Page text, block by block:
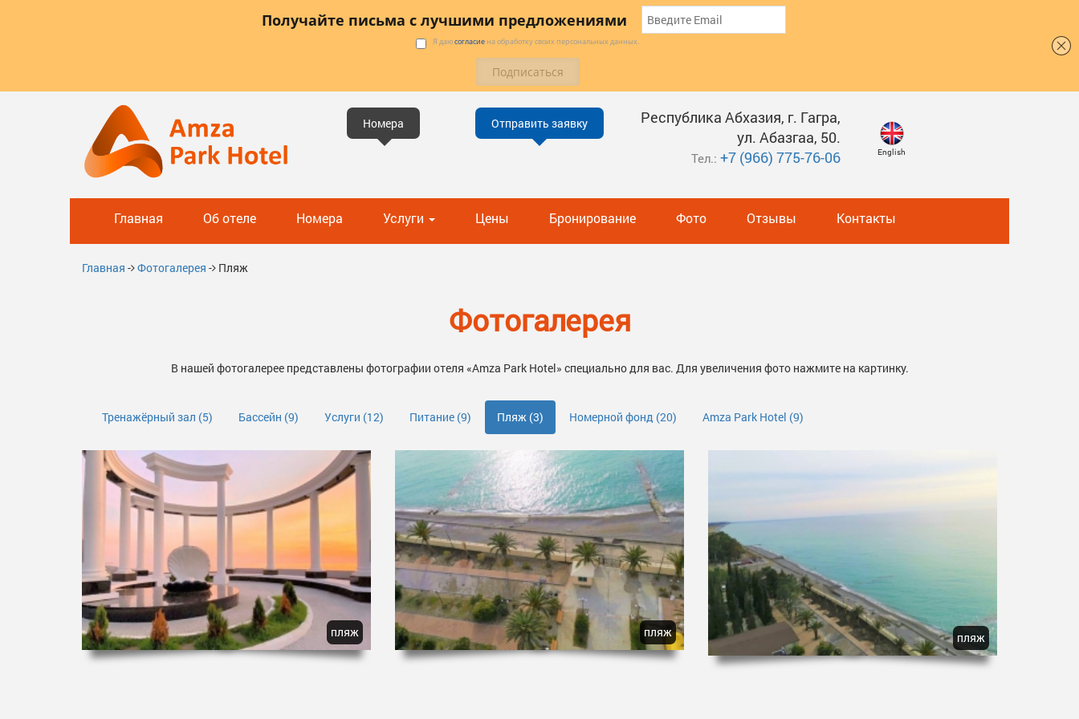
Получайте письма с лучшими предложениями
Я даюсогласие на обработку своих персональных данных.
Номера Отправить заявку
Республика Абхазия, г. Гагра,
ул. Абазгаа, 50.
Тел.: +7 (966) 775-76-06 English
Главная Об отеле Номера Услуги Цены Бронирование Фото Отзывы Контакты
Главная - Фотогалерея - Пляж
Фотогалерея
В нашей фотогалерее представлены фотографии отеля «Amza Park Hotel» специально для вас. Для увеличения фото нажмите на картинку.
Тренажёрный зал (5) Бассейн (9) Услуги (12) Питание (9) Пляж (3) Номерной фонд (20) Amza Park Hotel (9)
пляж пляж пляж